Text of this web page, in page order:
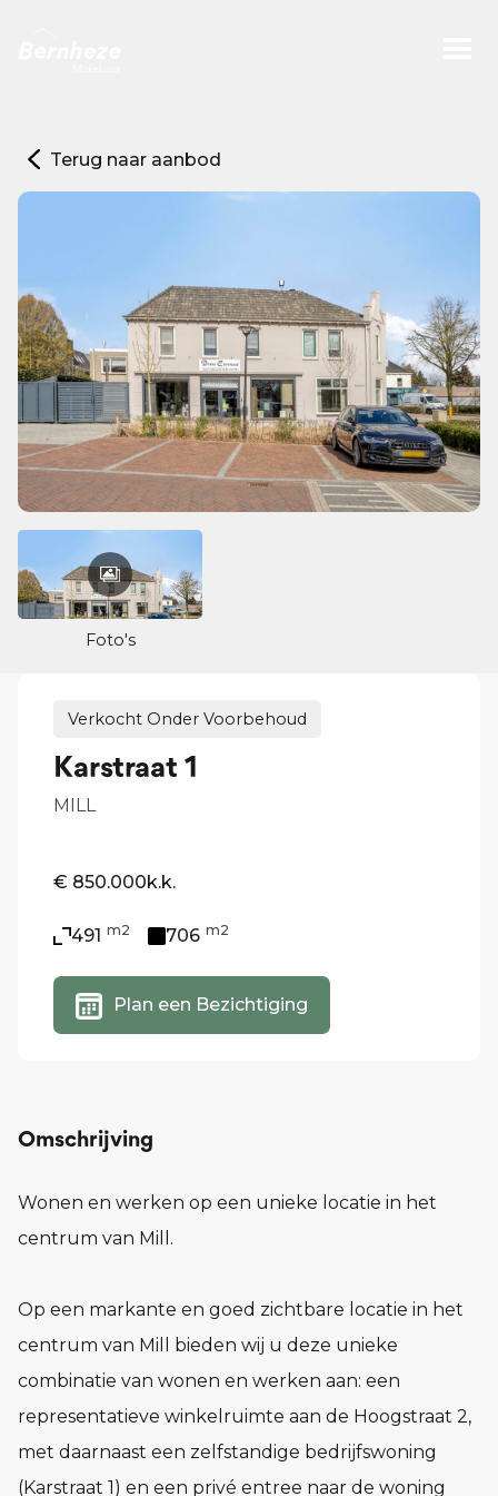
Terug naar aanbod
Foto's
Verkocht Onder Voorbehoud
Karstraat 1
MILL
€ 850.000k.k.
491 m2 706 m2
Plan een Bezichtiging
Omschrijving
Wonen en werken op een unieke locatie in het
centrum van Mill.
Op een markante en goed zichtbare locatie in het
centrum van Mill bieden wij u deze unieke
combinatie van wonen en werken aan: een
representatieve winkelruimte aan de Hoogstraat 2,
met daarnaast een zelfstandige bedrijfswoning
(Karstraat 1) en een privé entree naar de woning